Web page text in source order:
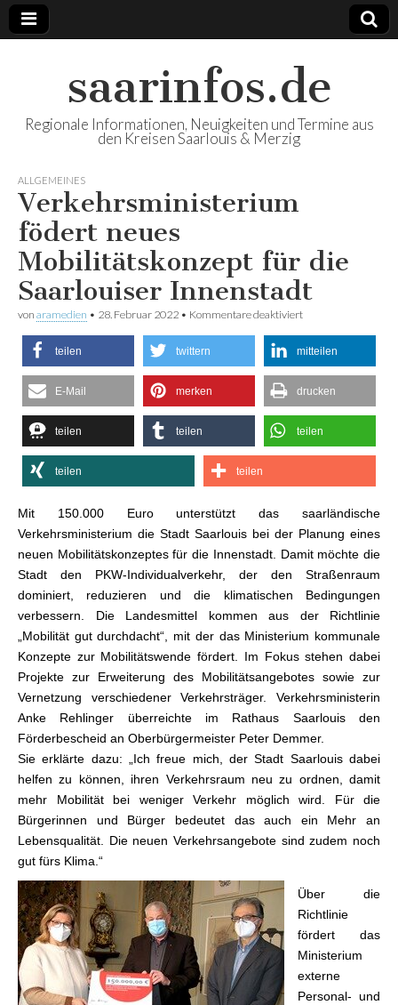
saarinfos.de
Regionale Informationen, Neuigkeiten und Termine aus
den Kreisen Saarlouis & Merzig
ALLGEMEINES
Verkehrsministerium
födert neues
Mobilitätskonzept für die
Saarlouiser Innenstadt
von aramedien • 28. Februar 2022 • Kommentare deaktiviert
Mobilitätskonzept
Innenstadt
teilen twittern mitteilen
E-Mail merken drucken
teilen teilen teilen
teilen teilen
Mit 150.000 Euro unterstützt das saarländische
Verkehrsministerium die Stadt Saarlouis bei der Planung eines
neuen Mobilitätskonzeptes für die Innenstadt. Damit möchte die
Stadt den PKW-Individualverkehr, der den Straßenraum
dominiert, reduzieren und die klimatischen Bedingungen
verbessern. Die Landesmittel kommen aus der Richtlinie
„Mobilität gut durchdacht“, mit der das Ministerium kommunale
Konzepte zur Mobilitätswende fördert. Im Fokus stehen dabei
Projekte zur Erweiterung des Mobilitätsangebotes sowie zur
Vernetzung verschiedener Verkehrsträger. Verkehrsministerin
Anke Rehlinger überreichte im Rathaus Saarlouis den
Förderbescheid an Oberbürgermeister Peter Demmer.
Sie erklärte dazu: „Ich freue mich, der Stadt Saarlouis dabei
helfen zu können, ihren Verkehrsraum neu zu ordnen, damit
mehr Mobilität bei weniger Verkehr möglich wird. Für die
Bürgerinnen und Bürger bedeutet das auch ein Mehr an
Lebensqualität. Die neuen Verkehrsangebote sind zudem noch
gut fürs Klima.“
Über die
Richtlinie
fördert das
Ministerium
externe
Personal- und